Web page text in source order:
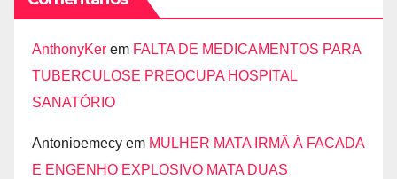
AnthonyKer em FALTA DE MEDICAMENTOS PARA
TUBERCULOSE PREOCUPA HOSPITAL
SANATÓRIO
Antonioemecy em MULHER MATA IRMÃ À FACADA
E ENGENHO EXPLOSIVO MATA DUAS